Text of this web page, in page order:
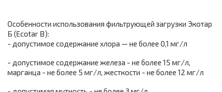
Особенности использования фильтрующей загрузки Экотар
Б (Ecotar B):
- допустимое содержание хлора — не более 0,1 мг/л
- допустимое содержание железа - не более 15 мг/л,
марганца - не более 5 мг/л, жесткости - не более 12 мг/л